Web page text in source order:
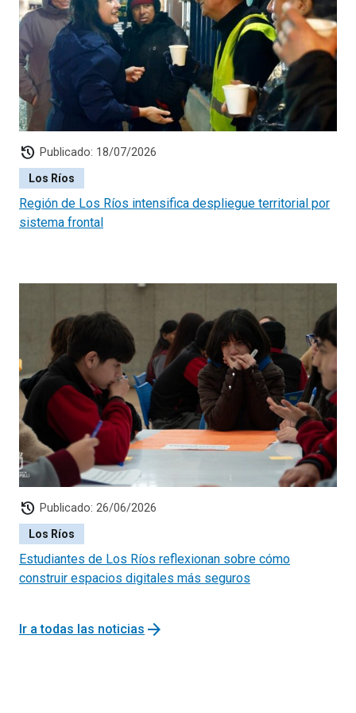
de vulnerabilidad de los niños ingresados a las
modalidades de apoyo implementadas en las comunas.
history Publicado: 18/07/2026
Los Ríos
Región de Los Ríos intensifica despliegue territorial por
sistema frontal
history Publicado: 26/06/2026
Los Ríos
Estudiantes de Los Ríos reflexionan sobre cómo
construir espacios digitales más seguros
Ir a todas las noticias arrow_forward